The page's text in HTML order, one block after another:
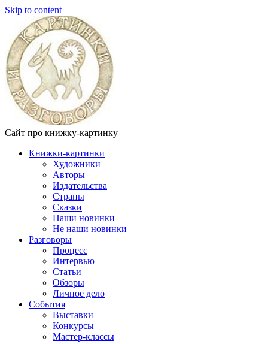
Skip to content
Сайт про книжку-картинку
Книжки-картинки
Художники
Авторы
Издательства
Страны
Сказки
Наши новинки
Не наши новинки
Разговоры
Процесс
Интервью
Статьи
Обзоры
Личное дело
События
Выставки
Конкурсы
Мастер-классы